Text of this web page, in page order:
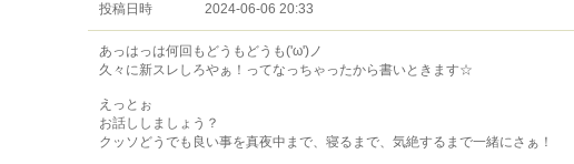
投稿日時
2024-06-06 20:33
あっはっは何回もどうもどうも('ω')ノ
久々に新スレしろやぁ！ってなっちゃったから書いときます☆
えっとぉ
お話ししましょう？
クッソどうでも良い事を真夜中まで、寝るまで、気絶するまで一緒にさぁ！